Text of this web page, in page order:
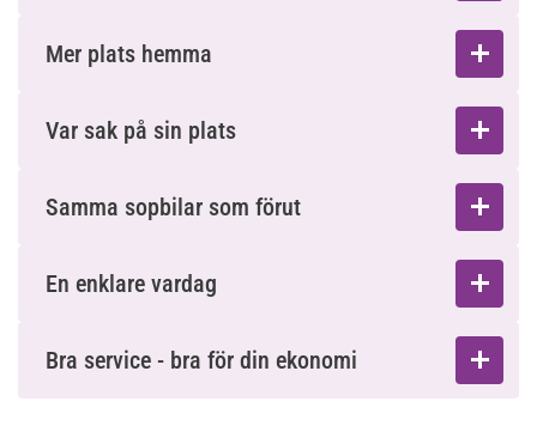
Mer plats hemma
Var sak på sin plats
Samma sopbilar som förut
En enklare vardag
Bra service - bra för din ekonomi